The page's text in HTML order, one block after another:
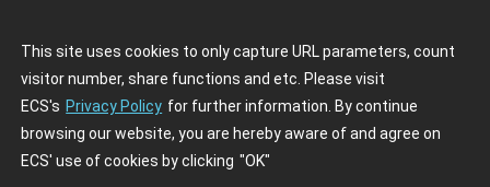
This site uses cookies to only capture URL parameters, count
visitor number, share functions and etc. Please visit
ECS's Privacy Policy for further information. By continue
browsing our website, you are hereby aware of and agree on
ECS' use of cookies by clicking "OK"